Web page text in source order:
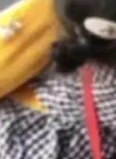
Pri
代
Iso
动
可能
到
，指
诉
wro
记
5:53
，
P
写
发